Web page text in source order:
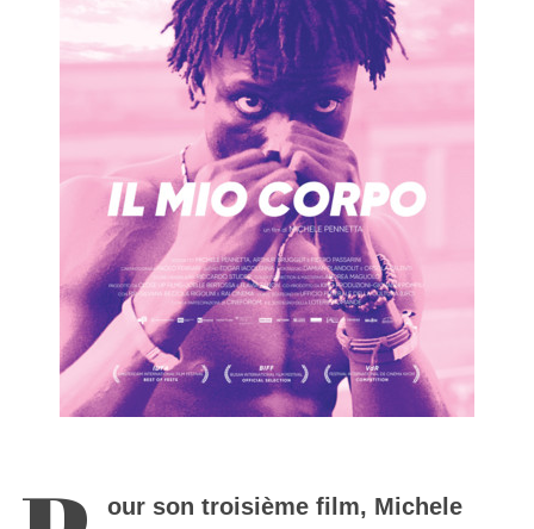
our son troisième film, Michele